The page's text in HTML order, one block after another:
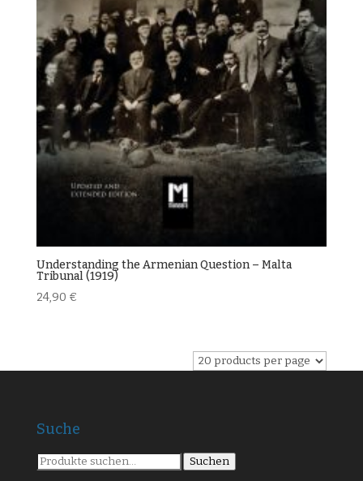
Understanding the Armenian Question – Malta
Tribunal (1919)
24,90 €
Suche
Suche
nach:
Suchen